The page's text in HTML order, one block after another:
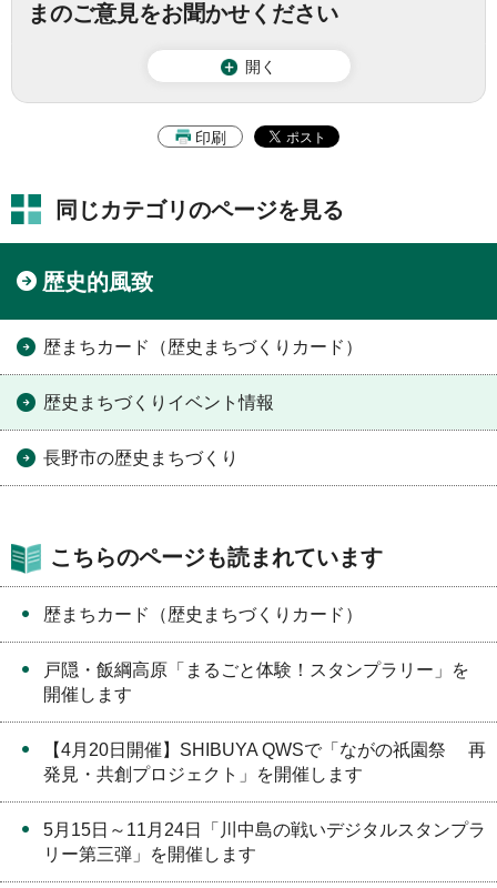
まのご意見をお聞かせください
開く
印刷
同じカテゴリのページを見る
歴史的風致
歴まちカード（歴史まちづくりカード）
歴史まちづくりイベント情報
長野市の歴史まちづくり
こちらのページも読まれています
歴まちカード（歴史まちづくりカード）
戸隠・飯綱高原「まるごと体験！スタンプラリー」を
開催します
【4月20日開催】SHIBUYA QWSで「ながの祇園祭 再
発見・共創プロジェクト」を開催します
5月15日～11月24日「川中島の戦いデジタルスタンプラ
リー第三弾」を開催します